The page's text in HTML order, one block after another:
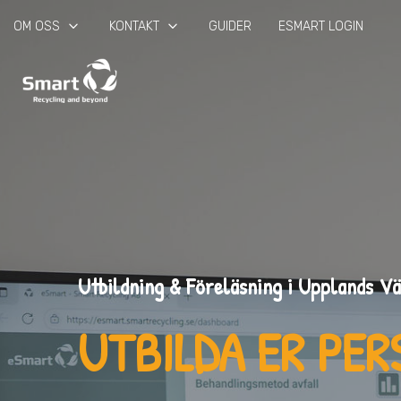
OM OSS keyboard_arrow_down KONTAKT keyboard_arrow_down GUIDER ESMART LOGIN
Utbildning & Föreläsning i Upplands
UTBILDA ER